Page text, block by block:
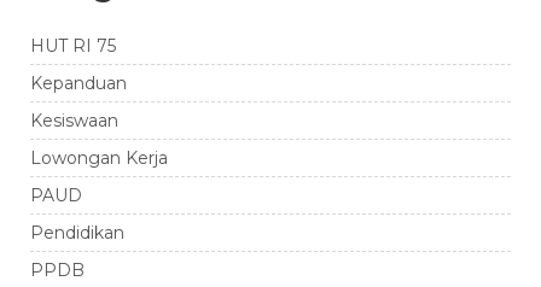
HUT RI 75
Kepanduan
Kesiswaan
Lowongan Kerja
PAUD
Pendidikan
PPDB